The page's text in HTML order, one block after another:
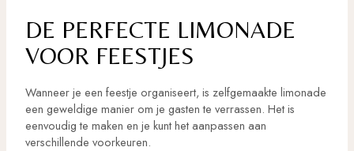
DE PERFECTE LIMONADE
VOOR FEESTJES
Wanneer je een feestje organiseert, is zelfgemaakte limonade
een geweldige manier om je gasten te verrassen. Het is
eenvoudig te maken en je kunt het aanpassen aan
verschillende voorkeuren.